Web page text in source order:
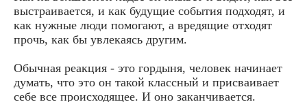
выстраивается, и как будущие события подходят, и
как нужные люди помогают, а вредящие отходят
прочь, как бы увлекаясь другим.
Обычная реакция - это гордыня, человек начинает
думать, что это он такой классный и присваивает
себе все происходящее. И оно заканчивается.